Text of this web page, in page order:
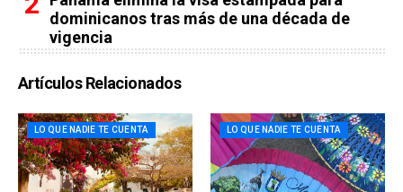
dominicanos tras más de una década de
vigencia
Artículos Relacionados
LO QUE NADIE TE CUENTA LO QUE NADIE TE CUENTA